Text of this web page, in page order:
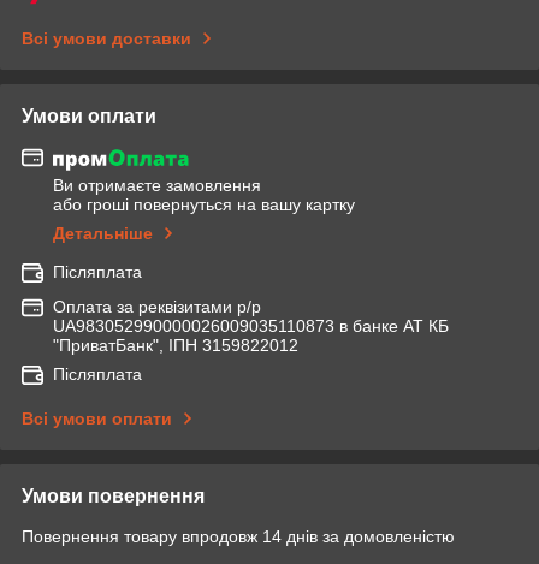
Всі умови доставки
Умови оплати
Ви отримаєте замовлення
або гроші повернуться на вашу картку
Детальніше
Післяплата
Оплата за реквізитами р/р
UA983052990000026009035110873 в банке АТ КБ
"ПриватБанк", ІПН 3159822012
Післяплата
Всі умови оплати
Умови повернення
Повернення товару впродовж 14 днів за домовленістю